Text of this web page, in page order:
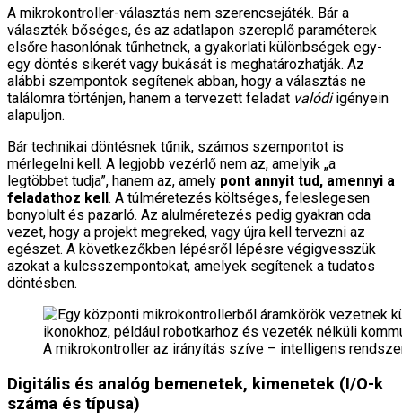
A mikrokontroller-választás nem szerencsejáték. Bár a
választék bőséges, és az adatlapon szereplő paraméterek
elsőre hasonlónak tűnhetnek, a gyakorlati különbségek egy-
egy döntés sikerét vagy bukását is meghatározhatják. Az
alábbi szempontok segítenek abban, hogy a választás ne
találomra történjen, hanem a tervezett feladat valódiigényein
alapuljon.
Bár technikai döntésnek tűnik, számos szempontot is
mérlegelni kell. A legjobb vezérlő nem az, amelyik „a
legtöbbet tudja”, hanem az, amely pont annyit tud, amennyi a
feladathoz kell. A túlméretezés költséges, feleslegesen
bonyolult és pazarló. Az alulméretezés pedig gyakran oda
vezet, hogy a projekt megreked, vagy újra kell tervezni az
egészet. A következőkben lépésről lépésre végigvesszük
azokat a kulcsszempontokat, amelyek segítenek a tudatos
döntésben.
A mikrokontroller az irányítás szíve – intelligens
Digitális és analóg bemenetek, kimenetek (I/O-k
száma és típusa)